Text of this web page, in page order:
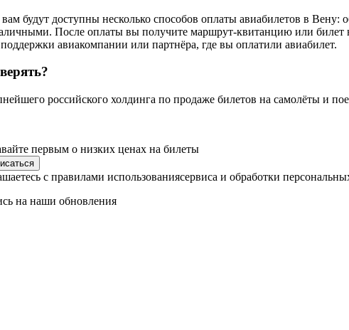
вам будут доступны несколько способов оплаты авиабилетов в
После оплаты вы получите маршрут-квитанцию или билет
авиакомпании или партнёра, где вы оплатили авиабилет.
российского холдинга по продаже билетов на самолёты и
первым о низких ценах на билеты
с правилами использованиясервиса и обработки
на наши обновления